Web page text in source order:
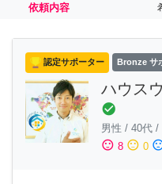
依頼内容
認定サポーター Bronze サ
ハウス
check_circle
男性 / 40代 /
sentiment_satisfied 8 sentiment_neutral 0